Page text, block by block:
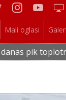
Mali oglasi
talasa •